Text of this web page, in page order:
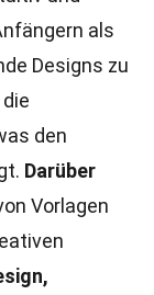
als
Designs zu
den
Darüber
Vorlagen